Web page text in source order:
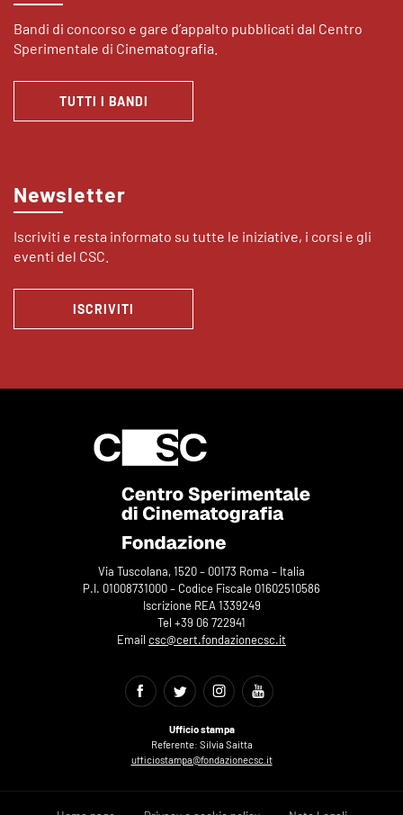
Bandi di concorso e gare d’appalto pubblicati dal Centro
Sperimentale di Cinematografia.
TUTTI I BANDI
Newsletter
Iscriviti e resta informato su tutte le iniziative, i corsi e gli
eventi del CSC.
ISCRIVITI
Via Tuscolana, 1520 – 00173 Roma – Italia
P.I. 01008731000 – Codice Fiscale 01602510586
Iscrizione REA 1339249
Tel +39 06 722941
Email csc@cert.fondazionecsc.it
Ufficio stampa
Referente: Silvia Saitta
ufficiostampa@fondazionecsc.it